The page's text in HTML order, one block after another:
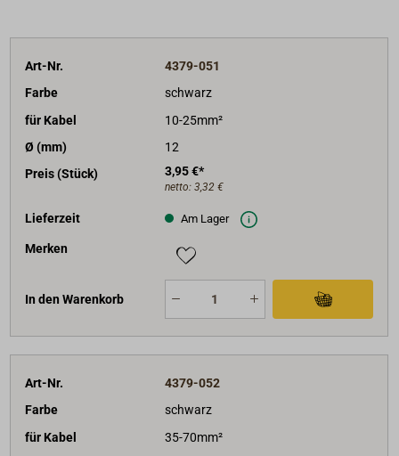
Art-Nr.
4379-051
Farbe
schwarz
für Kabel
10-25mm²
Ø (mm)
12
Preis (Stück)
3,95 €*
netto: 3,32 €
Lieferzeit Am Lager
Merken
In den Warenkorb
Art-Nr.
4379-052
Farbe
schwarz
für Kabel
35-70mm²